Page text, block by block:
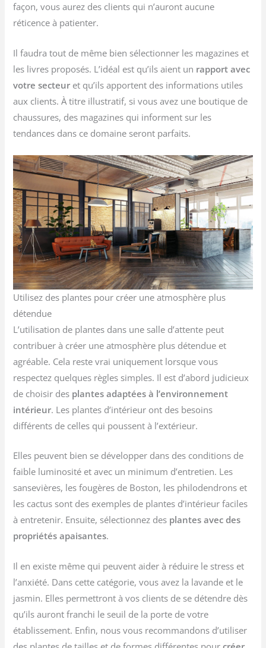
façon, vous aurez des clients qui n’auront aucune
réticence à patienter.
Il faudra tout de même bien sélectionner les magazines et
les livres proposés. L’idéal est qu’ils aient un rapport avec
votre secteur et qu’ils apportent des informations utiles
aux clients. À titre illustratif, si vous avez une boutique de
chaussures, des magazines qui informent sur les
tendances dans ce domaine seront parfaits.
Utilisez des plantes pour créer une atmosphère plus
détendue
L’utilisation de plantes dans une salle d’attente peut
contribuer à créer une atmosphère plus détendue et
agréable. Cela reste vrai uniquement lorsque vous
respectez quelques règles simples. Il est d’abord judicieux
de choisir des plantes adaptées à l’environnement
intérieur. Les plantes d’intérieur ont des besoins
différents de celles qui poussent à l’extérieur.
Elles peuvent bien se développer dans des conditions de
faible luminosité et avec un minimum d’entretien. Les
sansevières, les fougères de Boston, les philodendrons et
les cactus sont des exemples de plantes d’intérieur faciles
à entretenir. Ensuite, sélectionnez des plantes avec des
propriétés apaisantes.
Il en existe même qui peuvent aider à réduire le stress et
l’anxiété. Dans cette catégorie, vous avez la lavande et le
jasmin. Elles permettront à vos clients de se détendre dès
qu’ils auront franchi le seuil de la porte de votre
établissement. Enfin, nous vous recommandons d’utiliser